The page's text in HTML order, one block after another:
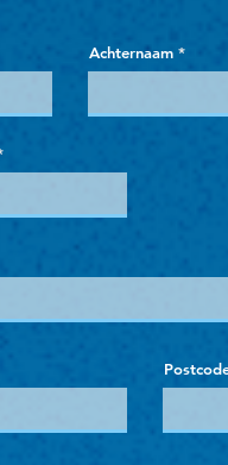
Achternaam